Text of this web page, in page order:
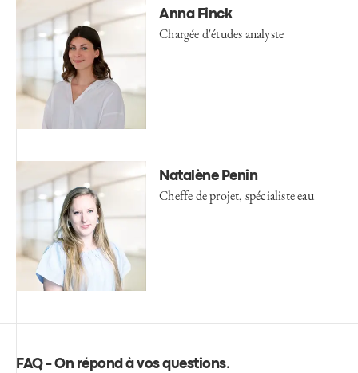
Anna Finck
Chargée d'études analyste
Natalène Penin
Cheffe de projet, spécialiste eau
FAQ - On répond à vos questions.